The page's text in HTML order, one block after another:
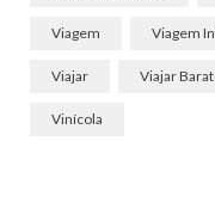
Viagem Viagem
Viajar Viajar
Vinícola